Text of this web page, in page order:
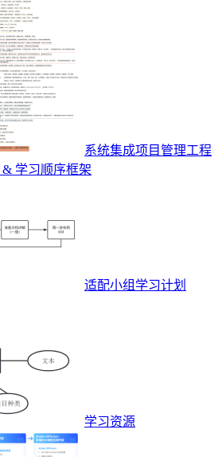
系统集成项目管理工程
学习顺序框架
适配小组学习计划
学习资源